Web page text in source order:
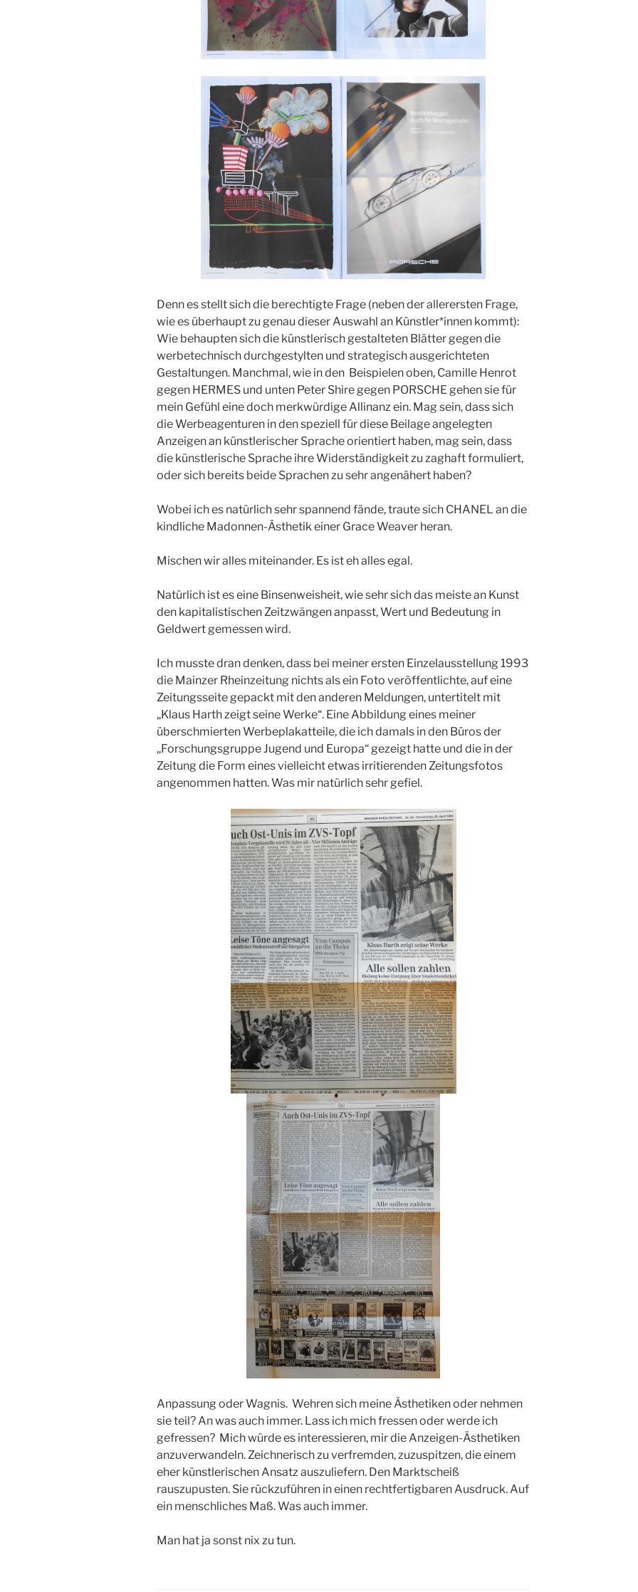
Denn es stellt sich die berechtigte Frage (neben der allerersten Frage,
wie es überhaupt zu genau dieser Auswahl an Künstler*innen kommt):
Wie behaupten sich die künstlerisch gestalteten Blätter gegen die
werbetechnisch durchgestylten und strategisch ausgerichteten
Gestaltungen. Manchmal, wie in den Beispielen oben, Camille Henrot
gegen HERMES und unten Peter Shire gegen PORSCHE gehen sie für
mein Gefühl eine doch merkwürdige Allinanz ein. Mag sein, dass sich
die Werbeagenturen in den speziell für diese Beilage angelegten
Anzeigen an künstlerischer Sprache orientiert haben, mag sein, dass
die künstlerische Sprache ihre Widerständigkeit zu zaghaft formuliert,
oder sich bereits beide Sprachen zu sehr angenähert haben?
Wobei ich es natürlich sehr spannend fände, traute sich CHANEL an die
kindliche Madonnen-Ästhetik einer Grace Weaver heran.
Mischen wir alles miteinander. Es ist eh alles egal.
Natürlich ist es eine Binsenweisheit, wie sehr sich das meiste an Kunst
den kapitalistischen Zeitzwängen anpasst, Wert und Bedeutung in
Geldwert gemessen wird.
Ich musste dran denken, dass bei meiner ersten Einzelausstellung 1993
die Mainzer Rheinzeitung nichts als ein Foto veröffentlichte, auf eine
Zeitungsseite gepackt mit den anderen Meldungen, untertitelt mit
„Klaus Harth zeigt seine Werke“. Eine Abbildung eines meiner
überschmierten Werbeplakatteile, die ich damals in den Büros der
„Forschungsgruppe Jugend und Europa“ gezeigt hatte und die in der
Zeitung die Form eines vielleicht etwas irritierenden Zeitungsfotos
angenommen hatten. Was mir natürlich sehr gefiel.
Anpassung oder Wagnis. Wehren sich meine Ästhetiken oder nehmen
sie teil? An was auch immer. Lass ich mich fressen oder werde ich
gefressen? Mich würde es interessieren, mir die Anzeigen-Ästhetiken
anzuverwandeln. Zeichnerisch zu verfremden, zuzuspitzen, die einem
eher künstlerischen Ansatz auszuliefern. Den Marktscheiß
rauszupusten. Sie rückzuführen in einen rechtfertigbaren Ausdruck. Auf
ein menschliches Maß. Was auch immer.
Man hat ja sonst nix zu tun.